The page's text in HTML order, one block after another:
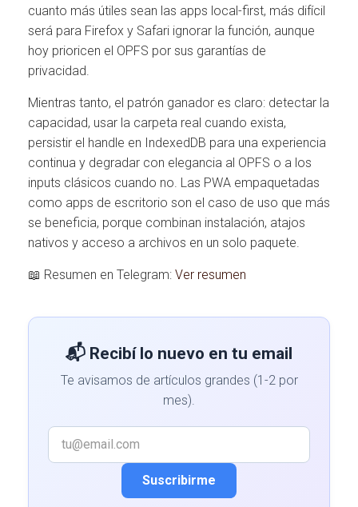
cuanto más útiles sean las apps local-first, más difícil
será para Firefox y Safari ignorar la función, aunque
hoy prioricen el OPFS por sus garantías de
privacidad.
Mientras tanto, el patrón ganador es claro: detectar la
capacidad, usar la carpeta real cuando exista,
persistir el handle en IndexedDB para una experiencia
continua y degradar con elegancia al OPFS o a los
inputs clásicos cuando no. Las PWA empaquetadas
como apps de escritorio son el caso de uso que más
se beneficia, porque combinan instalación, atajos
nativos y acceso a archivos en un solo paquete.
📖 Resumen en Telegram: Ver resumen
📬 Recibí lo nuevo en tu email
Te avisamos de artículos grandes (1-2 por
mes).
Suscribirme